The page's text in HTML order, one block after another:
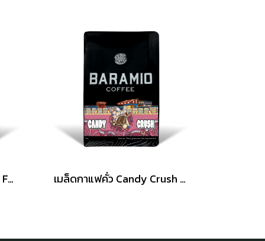
Baramio Micro-lot |Thai Farm เมล็ดกาแฟคั่ว รุ่น wish Junprasert ( Washed Process ) 200g. (Arabica100%) เมล็ดกาแฟคั่ว Candy Crush 200 กรัม (Arabica100%)